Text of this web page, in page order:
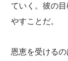
ていく。彼の
やすことだ。
恩恵を受ける